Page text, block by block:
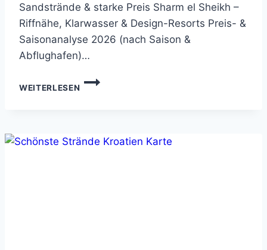
Sandstrände & starke Preis Sharm el Sheikh –
Riffnähe, Klarwasser & Design-Resorts Preis- &
Saisonanalyse 2026 (nach Saison &
Abflughafen)…
WEITERLESEN
HURGHADA
DER